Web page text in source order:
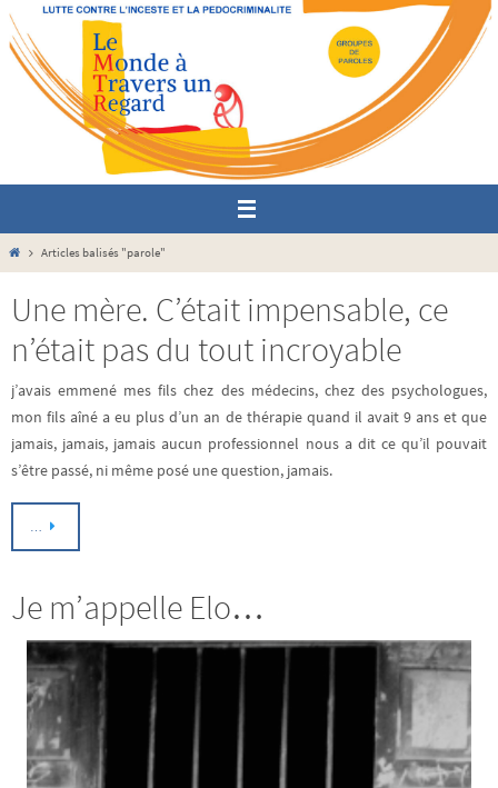
Passer
vers
contenu
HomeArticles balisés "parole"
Une mère. C’était impensable, ce
n’était pas du tout incroyable
j’avais emmené mes fils chez des médecins, chez des psychologues,
mon fils aîné a eu plus d’un an de thérapie quand il avait 9 ans et que
jamais, jamais, jamais aucun professionnel nous a dit ce qu’il pouvait
s’être passé, ni même posé une question, jamais.
…
Je m’appelle Elo…